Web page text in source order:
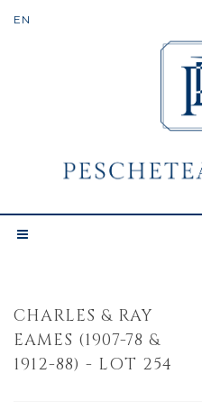
CHARLES & RAY
EAMES (1907-78 &
1912-88) - LOT 254